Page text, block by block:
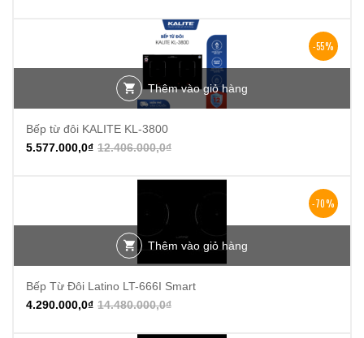
-55%
Thêm vào giỏ hàng
Bếp từ đôi KALITE KL-3800
12.406.000,0₫
5.577.000,0₫
-70%
Thêm vào giỏ hàng
Bếp Từ Đôi Latino LT-666I Smart
14.480.000,0₫
4.290.000,0₫